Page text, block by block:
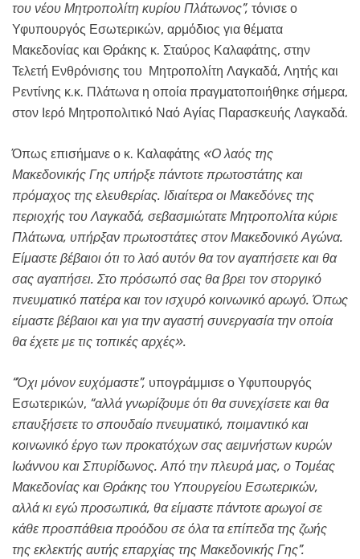
του νέου Μητροπολίτη κυρίου Πλάτωνος”, τόνισε ο
Υφυπουργός Εσωτερικών, αρμόδιος για θέματα
Μακεδονίας και Θράκης κ. Σταύρος Καλαφάτης, στην
Τελετή Ενθρόνισης του Μητροπολίτη Λαγκαδά, Λητής και
Ρεντίνης κ.κ. Πλάτωνα η οποία πραγματοποιήθηκε σήμερα,
στον Ιερό Μητροπολιτικό Ναό Αγίας Παρασκευής Λαγκαδά.
Όπως επισήμανε ο κ. Καλαφάτης «Ο λαός της
Μακεδονικής Γης υπήρξε πάντοτε πρωτοστάτης και
πρόμαχος της ελευθερίας. Ιδιαίτερα οι Μακεδόνες της
περιοχής του Λαγκαδά, σεβασμιώτατε Μητροπολίτα κύριε
Πλάτωνα, υπήρξαν πρωτοστάτες στον Μακεδονικό Αγώνα.
Είμαστε βέβαιοι ότι το λαό αυτόν θα τον αγαπήσετε και θα
σας αγαπήσει. Στο πρόσωπό σας θα βρει τον στοργικό
πνευματικό πατέρα και τον ισχυρό κοινωνικό αρωγό. Όπως
είμαστε βέβαιοι και για την αγαστή συνεργασία την οποία
θα έχετε με τις τοπικές αρχές».
“Όχι μόνον ευχόμαστε”, υπογράμμισε ο Υφυπουργός
Εσωτερικών, “αλλά γνωρίζουμε ότι θα συνεχίσετε και θα
επαυξήσετε το σπουδαίο πνευματικό, ποιμαντικό και
κοινωνικό έργο των προκατόχων σας αειμνήστων κυρών
Ιωάννου και Σπυρίδωνος. Από την πλευρά μας, ο Τομέας
Μακεδονίας και Θράκης του Υπουργείου Εσωτερικών,
αλλά κι εγώ προσωπικά, θα είμαστε πάντοτε αρωγοί σε
κάθε προσπάθεια προόδου σε όλα τα επίπεδα της ζωής
της εκλεκτής αυτής επαρχίας της Μακεδονικής Γης”.